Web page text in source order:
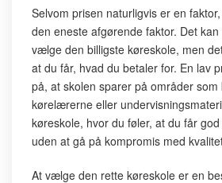
Selvom prisen naturligvis er en
den eneste afgørende faktor. Det
vælge den billigste køreskole, men
at du får, hvad du betaler for. En lav
på, at skolen sparer på områder som
kørelærerne eller
køreskole, hvor du føler, at du får
uden at gå på kompromis med
At vælge den rette køreskole er en